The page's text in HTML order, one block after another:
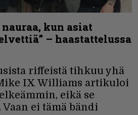
kun asiat
– haastattelussa
riffeistä tihkuu yhä
IX Williams artikuloi
eikä se
ei tämä bändi